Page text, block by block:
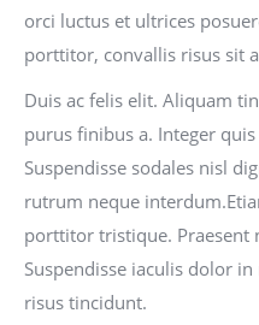
orci luctus et ultrices
porttitor, convallis risus sit
Duis ac felis elit. Aliquam
purus finibus a. Integer
Suspendisse sodales nisl
rutrum neque
porttitor tristique. Praesent
Suspendisse iaculis dolor
risus tincidunt.